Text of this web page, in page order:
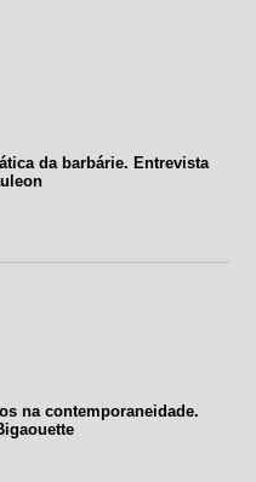
da barbárie. Entrevista
na contemporaneidade.